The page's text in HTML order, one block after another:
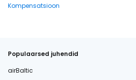
Kompensatsioon
Populaarsed juhendid
airBaltic